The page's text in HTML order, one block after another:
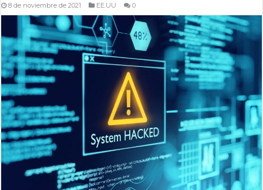
8 de noviembre de 2021 EE.UU 0